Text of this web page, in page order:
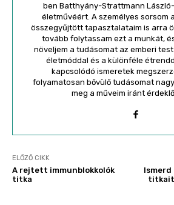
ben Batthyány-Strattmann
életművéért. A személyes sorsom
összegyűjtött tapasztalataim is arra
tovább folytassam ezt a munkát,
növeljem a tudásomat az emberi
életmóddal és a különféle
kapcsolódó ismeretek
folyamatosan bővülő tudásomat
meg a műveim iránt
ELŐZŐ CIKK
A rejtett immunblokkolók
titka
Ismerd
titkait